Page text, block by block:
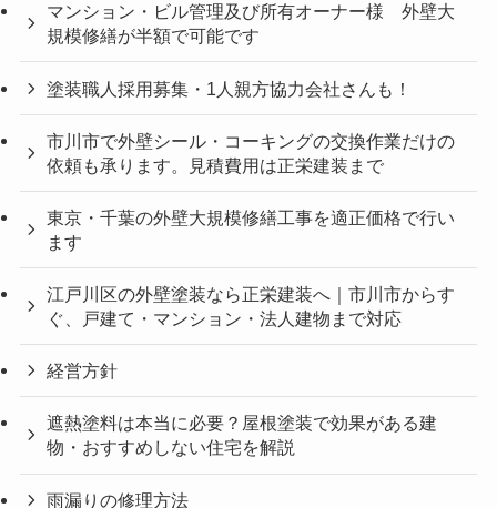
マンション・ビル管理及び所有オーナー様 外壁大
規模修繕が半額で可能です
塗装職人採用募集・1人親方協力会社さんも！
市川市で外壁シール・コーキングの交換作業だけの
依頼も承ります。見積費用は正栄建装まで
東京・千葉の外壁大規模修繕工事を適正価格で行い
ます
江戸川区の外壁塗装なら正栄建装へ｜市川市からす
ぐ、戸建て・マンション・法人建物まで対応
経営方針
遮熱塗料は本当に必要？屋根塗装で効果がある建
物・おすすめしない住宅を解説
雨漏りの修理方法